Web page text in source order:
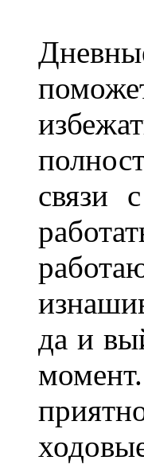
связи
да и